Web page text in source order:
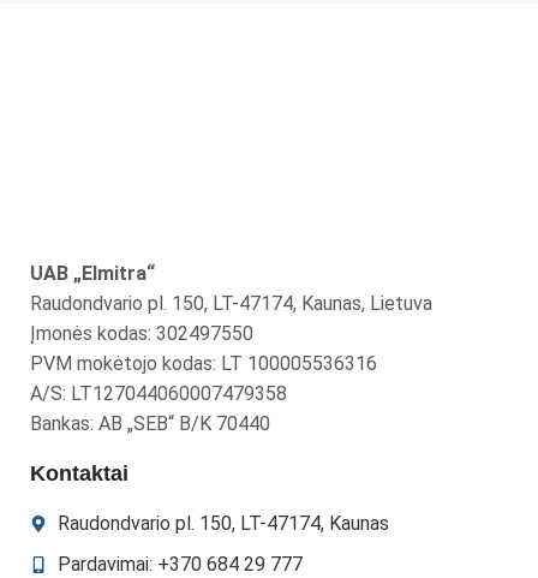
UAB „Elmitra“
Raudondvario pl. 150, LT-47174, Kaunas, Lietuva
Įmonės kodas: 302497550
PVM mokėtojo kodas: LT 100005536316
A/S: LT127044060007479358
Bankas: AB „SEB“ B/K 70440
Kontaktai
Raudondvario pl. 150, LT-47174, Kaunas
Pardavimai: +370 684 29 777